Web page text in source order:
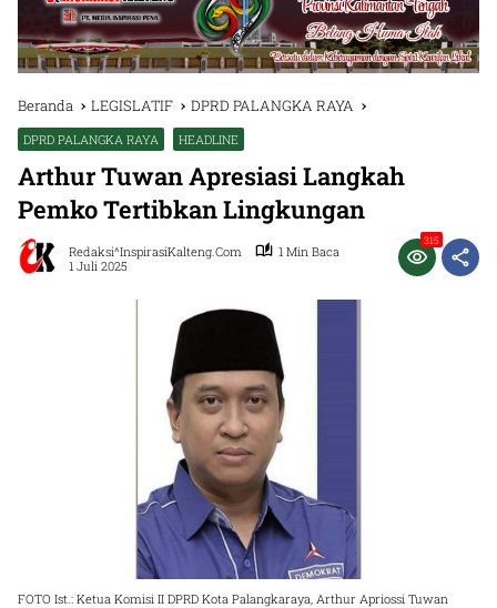
Beranda LEGISLATIF DPRD PALANGKA RAYA
DPRD PALANGKA RAYA HEADLINE
Arthur Tuwan Apresiasi Langkah
Pemko Tertibkan Lingkungan
Redaksi^InspirasiKalteng.com
1 Min Baca
1 Juli 2025
315
FOTO Ist.: Ketua Komisi II DPRD Kota Palangkaraya, Arthur Apriossi Tuwan